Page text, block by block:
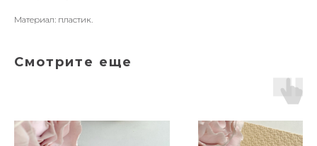
Материал: пластик.
Смотрите еще